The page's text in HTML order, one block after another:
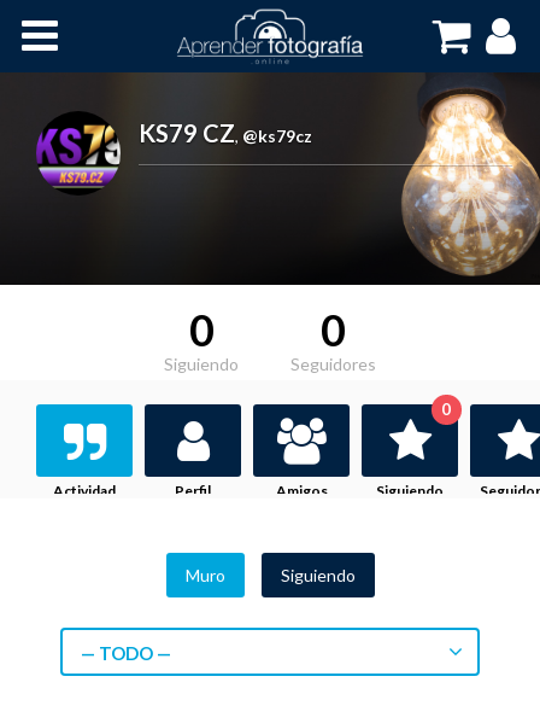
Cursos OnLine
KS79 CZ, @ks79cz
0
Siguiendo
0
Seguidores
Actividad Perfil Amigos Siguiendo
0
Muro Siguiendo
— TODO —